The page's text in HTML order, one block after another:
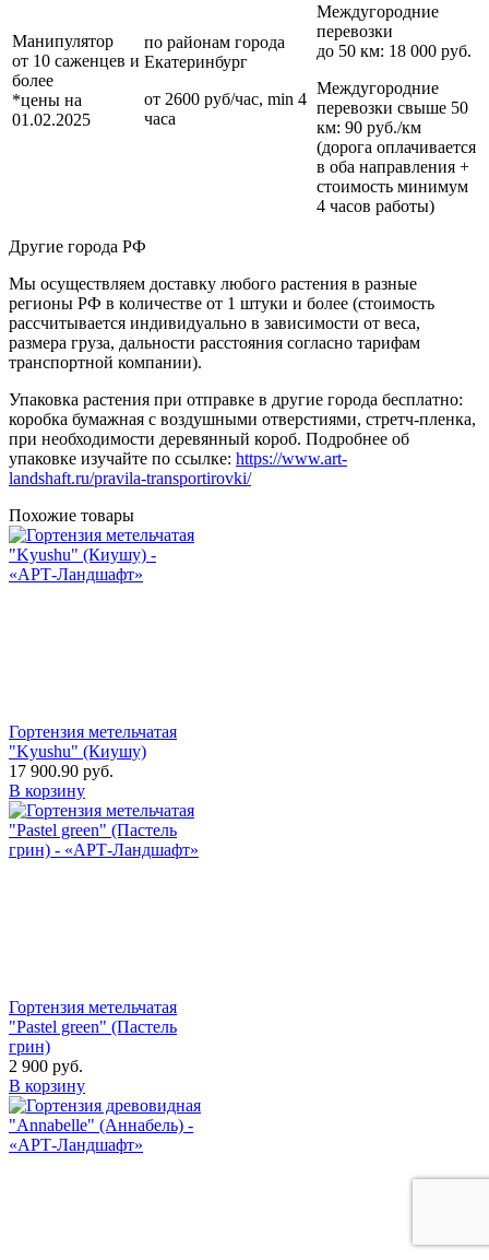
Манипулятор
от 10 саженцев и
более
*цены на
01.02.2025
по районам города
Екатеринбург
от 2600 руб/час, min 4
часа
Междугородние
перевозки
до 50 км: 18 000 руб.
Междугородние
перевозки свыше 50
км: 90 руб./км
(дорога оплачивается
в оба направления +
стоимость минимум
4 часов работы)
Другие города РФ
Мы осуществляем доставку любого растения в разные
регионы РФ в количестве от 1 штуки и более (стоимость
рассчитывается индивидуально в зависимости от веса,
размера груза, дальности расстояния согласно тарифам
транспортной компании).
Упаковка растения при отправке в другие города бесплатно:
коробка бумажная с воздушными отверстиями, стретч-пленка,
при необходимости деревянный короб. Подробнее об
упаковке изучайте по ссылке: https://www.art-
landshaft.ru/pravila-transportirovki/
Похожие товары
Гортензия метельчатая
"Kyushu" (Киушу)
17 900.90 руб.
В корзину
Гортензия метельчатая
"Pastel green" (Пастель
грин)
2 900 руб.
В корзину